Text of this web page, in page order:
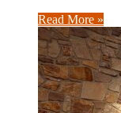
Read More »